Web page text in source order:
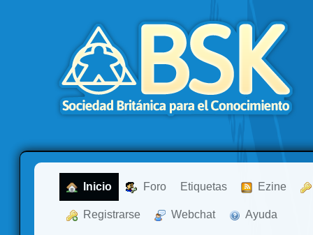
Inicio Foro Etiquetas Ezine
Registrarse Webchat Ayuda